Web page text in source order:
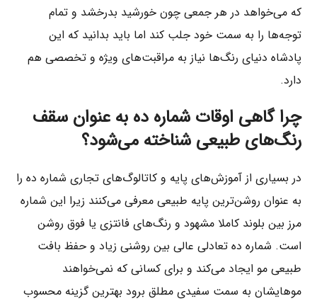
که می‌خواهد در هر جمعی چون خورشید بدرخشد و تمام
توجه‌ها را به سمت خود جلب کند اما باید بدانید که این
پادشاه دنیای رنگ‌ها نیاز به مراقبت‌های ویژه و تخصصی هم
دارد.
چرا گاهی اوقات شماره ده به عنوان سقف
رنگ‌های طبیعی شناخته می‌شود؟
در بسیاری از آموزش‌های پایه و کاتالوگ‌های تجاری شماره ده را
به عنوان روشن‌ترین پایه طبیعی معرفی می‌کنند زیرا این شماره
مرز بین بلوند کاملا مشهود و رنگ‌های فانتزی یا فوق روشن
است. شماره ده تعادلی عالی بین روشنی زیاد و حفظ بافت
طبیعی مو ایجاد می‌کند و برای کسانی که نمی‌خواهند
موهایشان به سمت سفیدی مطلق برود بهترین گزینه محسوب